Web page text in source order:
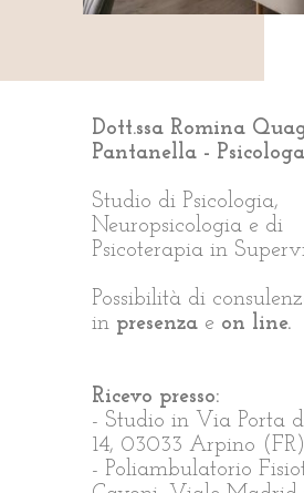
Dott.ssa Romina
Pantanella - Psicologa
Studio di Psicologia,
Neuropsicologia e di
Psicoterapia in
Possibilità di
in presenza e on line.
Ricevo presso:
- Studio in Via Porta
14, 03033 Arpino (FR)
- Poliambulatorio